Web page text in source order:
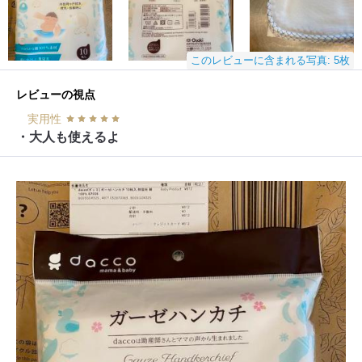
このレビューに含まれる写真: 5枚
レビューの視点
実用性
・大人も使えるよ